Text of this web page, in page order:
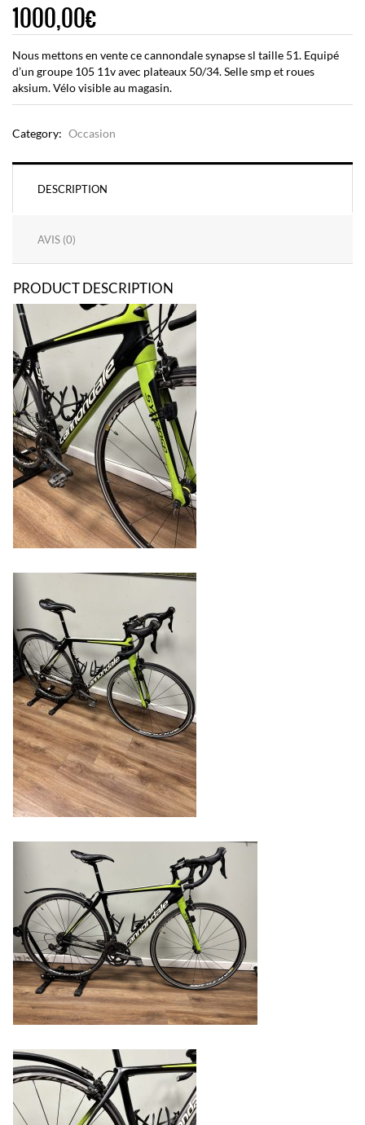
1000,00€
Nous mettons en vente ce cannondale synapse sl taille 51. Equipé
d’un groupe 105 11v avec plateaux 50/34. Selle smp et roues
aksium. Vélo visible au magasin.
Category: Occasion
DESCRIPTION
AVIS (0)
PRODUCT DESCRIPTION